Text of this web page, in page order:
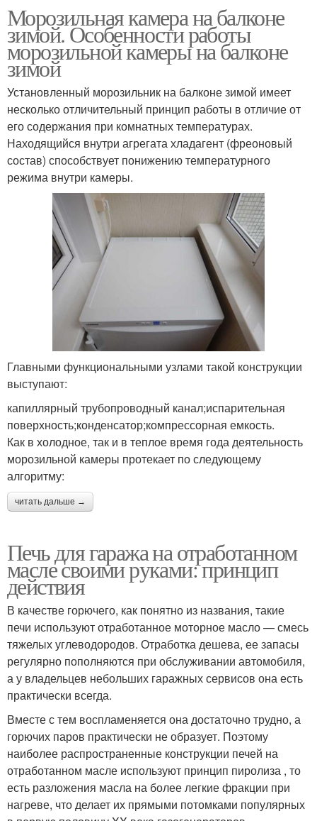
Морозильная камера на балконе
зимой. Особенности работы
морозильной камеры на балконе
зимой
Установленный морозильник на балконе зимой имеет
несколько отличительный принцип работы в отличие от
его содержания при комнатных температурах.
Находящийся внутри агрегата хладагент (фреоновый
состав) способствует понижению температурного
режима внутри камеры.
Главными функциональными узлами такой конструкции
выступают:
капиллярный трубопроводный канал;испарительная
поверхность;конденсатор;компрессорная емкость.
Как в холодное, так и в теплое время года деятельность
морозильной камеры протекает по следующему
алгоритму:
читать дальше →
Печь для гаража на отработанном
масле своими руками: принцип
действия
В качестве горючего, как понятно из названия, такие
печи используют отработанное моторное масло — смесь
тяжелых углеводородов. Отработка дешева, ее запасы
регулярно пополняются при обслуживании автомобиля,
а у владельцев небольших гаражных сервисов она есть
практически всегда.
Вместе с тем воспламеняется она достаточно трудно, а
горючих паров практически не образует. Поэтому
наиболее распространенные конструкции печей на
отработанном масле используют принцип пиролиза , то
есть разложения масла на более легкие фракции при
нагреве, что делает их прямыми потомками популярных